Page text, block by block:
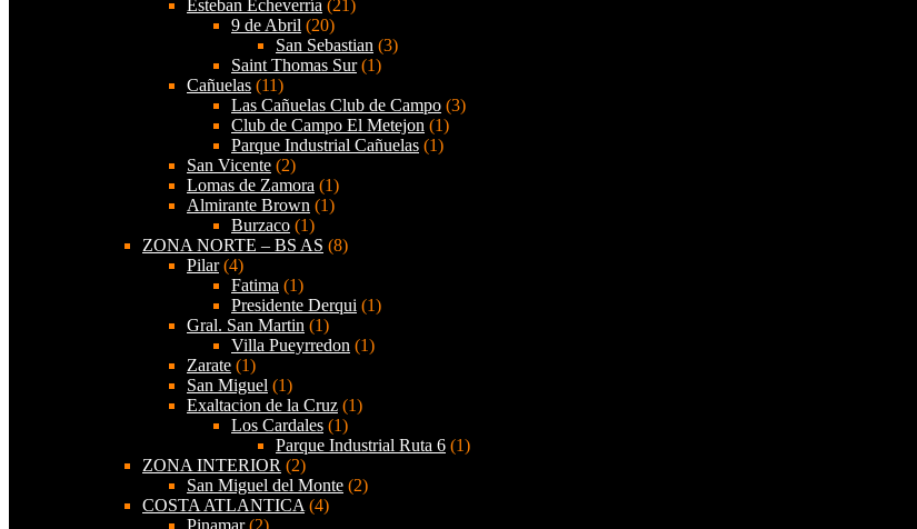
Esteban Echeverría (21)
9 de Abril (20)
San Sebastian (3)
Saint Thomas Sur(1)
Cañuelas (11)
Las Cañuelas Club de Campo (3)
Club de Campo El Metejon (1)
Parque Industrial Cañuelas (1)
San Vicente (2)
Lomas de Zamora (1)
Almirante Brown (1)
Burzaco (1)
ZONA NORTE – BS AS (8)
Pilar(4)
Fatima (1)
Presidente Derqui (1)
Gral. San Martin (1)
Villa Pueyrredon (1)
Zarate (1)
San Miguel (1)
Exaltacion de la Cruz (1)
Los Cardales (1)
Parque Industrial Ruta 6 (1)
ZONA INTERIOR (2)
San Miguel del Monte (2)
COSTA ATLANTICA (4)